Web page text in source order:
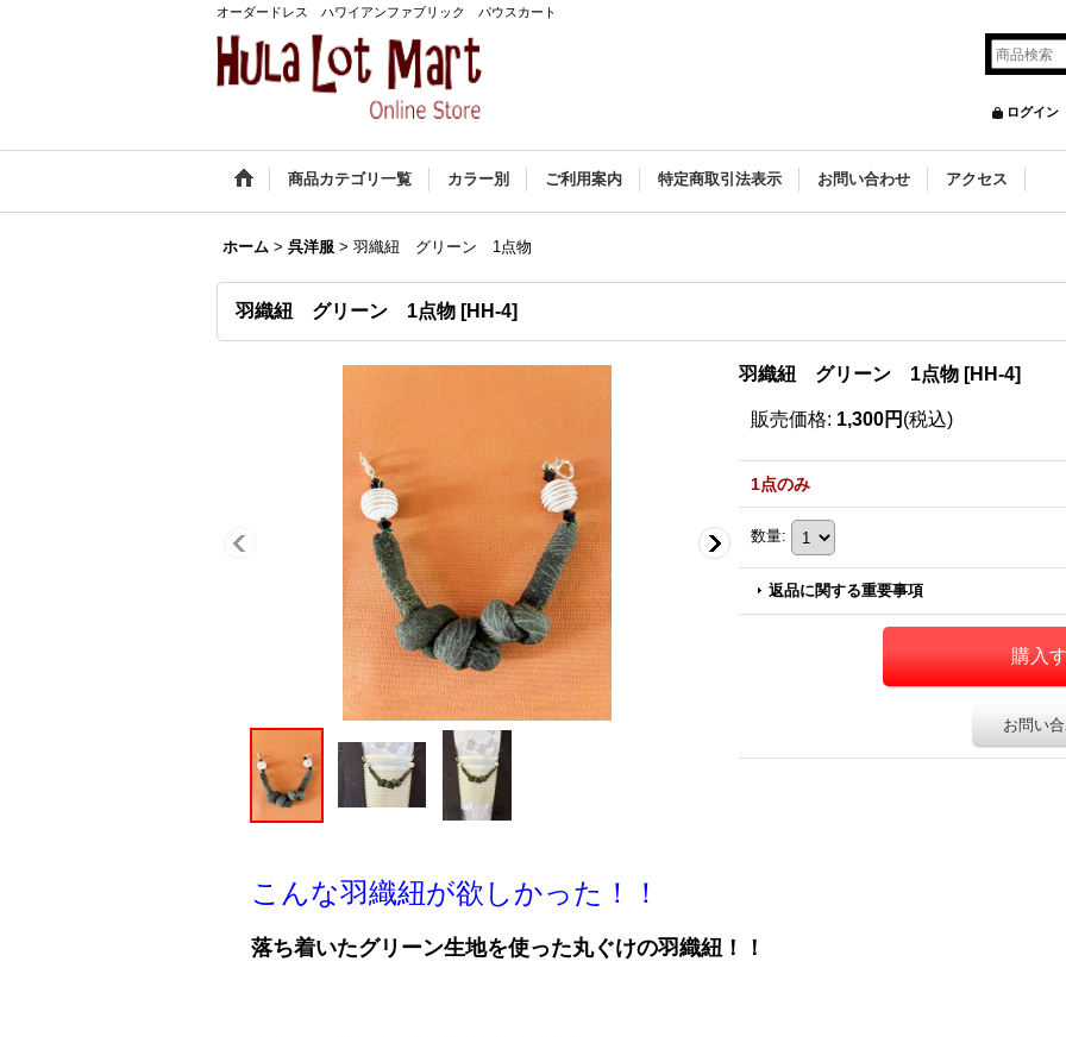
オーダードレス ハワイアンファブリック パウスカート
ログイン
商品カテゴリ一覧 カラー別 ご利用案内 特定商取引法表示 お問い合わせ アクセス
ホーム > 呉洋服 > 羽織紐 グリーン 1点物
羽織紐 グリーン 1点物 [HH-4]
羽織紐 グリーン 1点物 [HH-4]
販売価格: 1,300円 (税込)
1点のみ
数量:
返品に関する重要事項
お問い
こんな羽織紐が欲しかった！！
落ち着いたグリーン生地を使った丸ぐけの羽織紐！！